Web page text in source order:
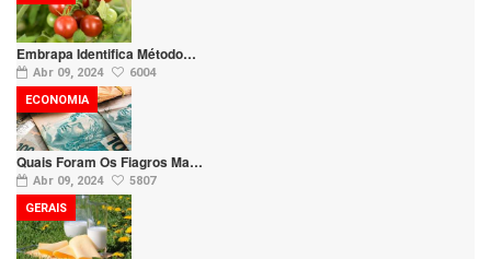
Embrapa Identifica Método…
Abr 09, 2024 6004
Quais Foram Os Fiagros Ma…
Abr 09, 2024 5807
ECONOMIA
GERAIS